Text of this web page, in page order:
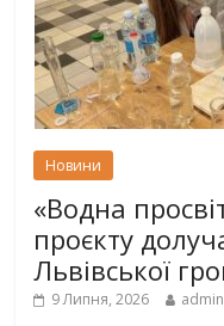
Новини
«Водна
проєкту
Львівської
9 Липня, 2026 admin